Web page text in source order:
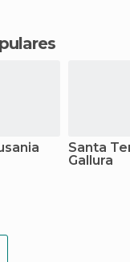
Santa
Gallura